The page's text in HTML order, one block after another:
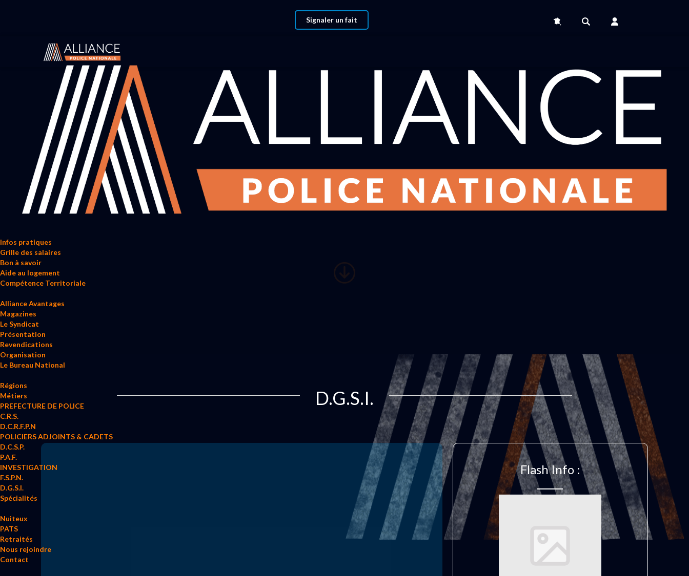
Signaler un fait
Infos pratiques
Grille des salaires
Bon à savoir
Aide au logement
Compétence Territoriale
Alliance Avantages
Magazines
Le Syndicat
Présentation
Revendications
Organisation
Le Bureau National
Régions
Métiers
PREFECTURE DE POLICE
C.R.S.
D.C.R.F.P.N
POLICIERS ADJOINTS & CADETS
D.C.S.P.
P.A.F.
INVESTIGATION
F.S.P.N.
D.G.S.I.
Spécialités
Nuiteux
PATS
Retraités
Nous rejoindre
Contact
D.G.S.I.
Flash Info :